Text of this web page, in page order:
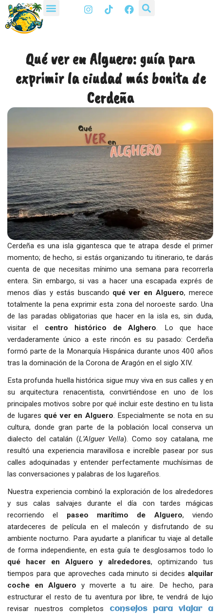
al
contenido
I
n
g
r
m
T
i
F
a
o
Qué ver en Alguero: guía para
exprimir la ciudad más bonita de
Cerdeña
Cerdeña es una isla gigantesca que te atrapa desde el primer
momento; de hecho, si estás organizando tu itinerario, te darás
cuenta de que necesitas mínimo una semana para recorrerla
entera. Sin embargo, si vas a hacer una escapada exprés de
menos días y estás buscando qué ver en Alguero, merece
totalmente la pena exprimir esta zona del noroeste sardo. Una
de las paradas obligatorias que hacer en la isla es, sin duda,
visitar el centro histórico de Alghero. Lo que hace
verdaderamente único a este rincón es su pasado: Cerdeña
formó parte de la Monarquía Hispánica durante unos 400 años
tras la dominación de la Corona de Aragón en el siglo XIV.
Esta profunda huella histórica sigue muy viva en sus calles y en
su arquitectura renacentista, convirtiéndose en uno de los
principales motivos sobre por qué incluir este destino en tu lista
de lugares qué ver en Alguero. Especialmente se nota en su
cultura, donde gran parte de la población local conserva un
dialecto del catalán (L’Alguer Vella). Como soy catalana, me
resultó una experiencia maravillosa e increíble pasear por sus
calles adoquinadas y entender perfectamente muchísimas de
las conversaciones y palabras de los lugareños.
Nuestra experiencia combinó la exploración de los alrededores
y sus calas salvajes durante el día con tardes mágicas
recorriendo el paseo marítimo de Alguero, viendo
atardeceres de película en el malecón y disfrutando de su
ambiente nocturno. Para ayudarte a planificar tu viaje al detalle
de forma independiente, en esta guía te desglosamos todo lo
qué hacer en Alguero y alrededores, optimizando tus
tiempos para que aproveches cada minuto si decides alquilar
coche en Alguero y moverte a tu aire. De hecho, para
estructurar el resto de tu aventura por libre, te vendrá de lujo
revisar nuestros completos
consejos para viajar a